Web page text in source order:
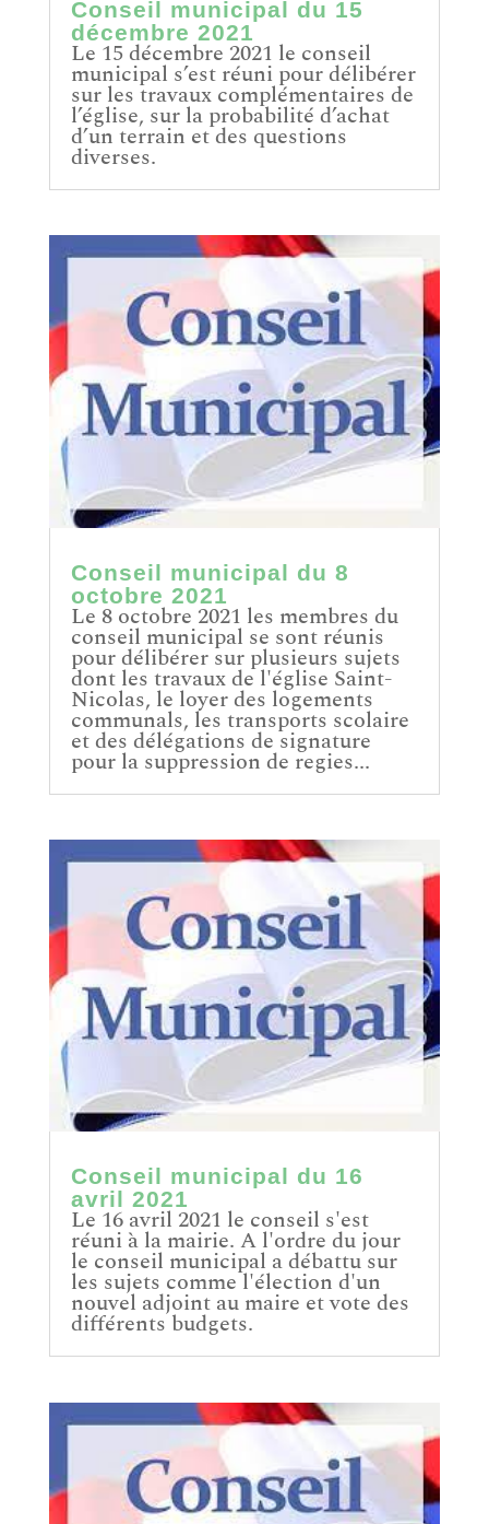
Conseil municipal du 15
décembre 2021
Le 15 décembre 2021 le conseil
municipal s’est réuni pour délibérer
sur les travaux complémentaires de
l’église, sur la probabilité d’achat
d’un terrain et des questions
diverses.
Conseil municipal du 8
octobre 2021
Le 8 octobre 2021 les membres du
conseil municipal se sont réunis
pour délibérer sur plusieurs sujets
dont les travaux de l'église Saint-
Nicolas, le loyer des logements
communals, les transports scolaire
et des délégations de signature
pour la suppression de regies...
Conseil municipal du 16
avril 2021
Le 16 avril 2021 le conseil s'est
réuni à la mairie. A l'ordre du jour
le conseil municipal a débattu sur
les sujets comme l'élection d'un
nouvel adjoint au maire et vote des
différents budgets.